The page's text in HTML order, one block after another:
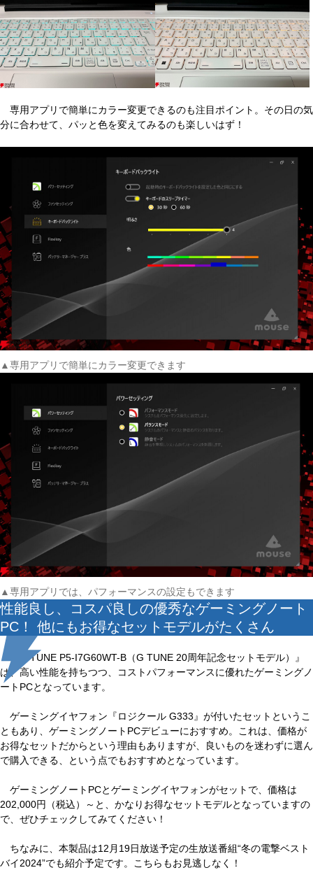
専用アプリで簡単にカラー変更できるのも注目ポイント。その日の気
分に合わせて、パッと色を変えてみるのも楽しいはず！
▲専用アプリで簡単にカラー変更できます
▲専用アプリでは、パフォーマンスの設定もできます
性能良し、コスパ良しの優秀なゲーミングノート
PC！ 他にもお得なセットモデルがたくさん
『G TUNE P5-I7G60WT-B（G TUNE 20周年記念セットモデル）』
は、高い性能を持ちつつ、コストパフォーマンスに優れたゲーミングノ
ートPCとなっています。
ゲーミングイヤフォン『ロジクール G333』が付いたセットというこ
ともあり、ゲーミングノートPCデビューにおすすめ。これは、価格が
お得なセットだからという理由もありますが、良いものを迷わずに選ん
で購入できる、という点でもおすすめとなっています。
ゲーミングノートPCとゲーミングイヤフォンがセットで、価格は
202,000円（税込）～と、かなりお得なセットモデルとなっていますの
で、ぜひチェックしてみてください！
ちなみに、本製品は12月19日放送予定の生放送番組“冬の電撃ベスト
バイ2024”でも紹介予定です。こちらもお見逃しなく！